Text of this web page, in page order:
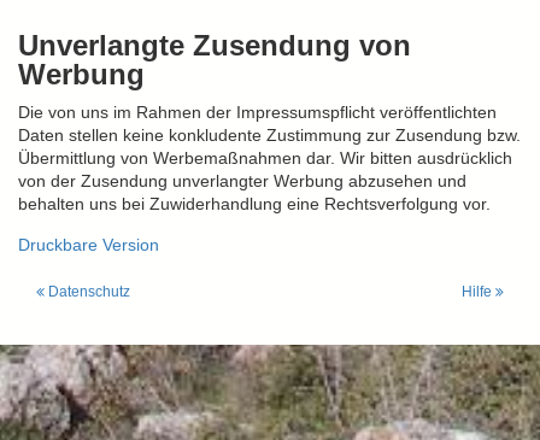
Unverlangte Zusendung von
Werbung
Die von uns im Rahmen der Impressumspflicht veröffentlichten
Daten stellen keine konkludente Zustimmung zur Zusendung bzw.
Übermittlung von Werbemaßnahmen dar. Wir bitten ausdrücklich
von der Zusendung unverlangter Werbung abzusehen und
behalten uns bei Zuwiderhandlung eine Rechtsverfolgung vor.
Druckbare Version
Datenschutz Hilfe